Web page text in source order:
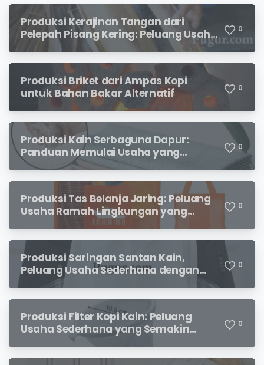
Produksi Kerajinan Tangan dari
Pelepah Pisang Kering: Peluang Usaha
Kreatif Bernilai Jual
0
Produksi Briket dari Ampas Kopi
untuk Bahan Bakar Alternatif
0
Produksi Kain Serbaguna Dapur:
Panduan Memulai Usaha yang
Menjanjikan untuk Pebisnis Pemula
0
Produksi Tas Belanja Jaring: Peluang
Usaha Ramah Lingkungan yang
0
Produksi Saringan Santan Kain,
Peluang Usaha Sederhana dengan
Permintaan yang Terus Meningkat
0
Produksi Filter Kopi Kain: Peluang
Usaha Sederhana yang Semakin
Diminati Pecinta Kopi
0